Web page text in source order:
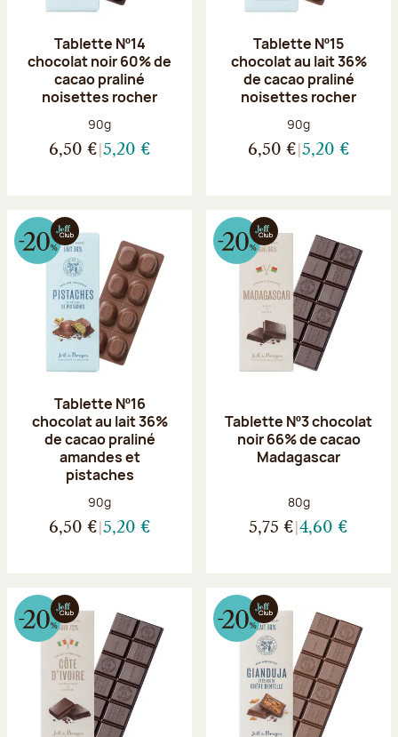
Tablette Nº14
chocolat noir 60% de
cacao praliné
noisettes rocher
Poids net :
90g
6,50 € 5,20 €
Tablette Nº15
chocolat au lait 36%
de cacao praliné
noisettes rocher
Poids net :
90g
6,50 € 5,20 €
Tablette Nº16
chocolat au lait 36%
de cacao praliné
amandes et
pistaches
Poids net :
90g
6,50 € 5,20 €
Tablette Nº3 chocolat
noir 66% de cacao
Madagascar
Poids net :
80g
5,75 € 4,60 €